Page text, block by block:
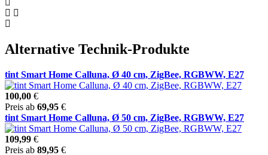
Alternative Technik-Produkte
tint Smart Home Calluna, Ø 40 cm, ZigBee, RGBWW, E27
100,00 €
Preis ab 69,95 €
tint Smart Home Calluna, Ø 50 cm, ZigBee, RGBWW, E27
109,99 €
Preis ab 89,95 €